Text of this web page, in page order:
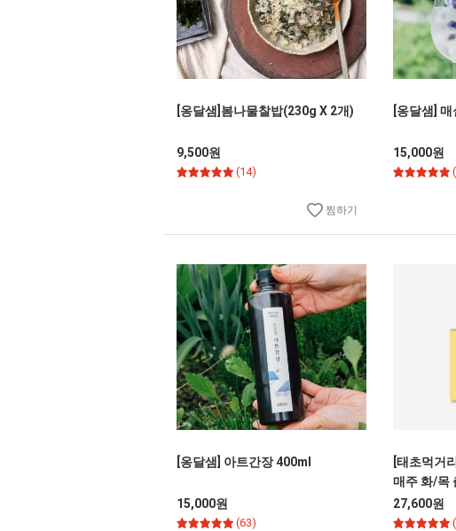
[옹달샘]봄나물찰밥(230g X 2개)
9,500원
(14)
찜하기
[옹달샘]
15,000원
[옹달샘] 아트간장 400ml
15,000원
(63)
[태초먹거
매주 화/목
27,600원